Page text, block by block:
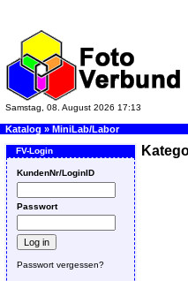
Samstag, 08. August 2026 17:13
Katalog » MiniLab/Labor
FV-Login
KundenNr/LoginID
Passwort
Passwort vergessen?